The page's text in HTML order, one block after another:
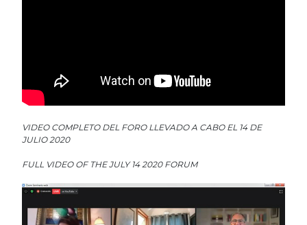
VIDEO COMPLETO DEL FORO LLEVADO A CABO EL 14 DE
JULIO 2020
FULL VIDEO OF THE JULY 14 2020 FORUM